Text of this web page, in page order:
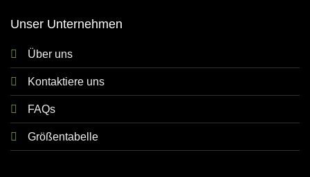
Unser Unternehmen
Über uns
Kontaktiere uns
FAQs
Größentabelle